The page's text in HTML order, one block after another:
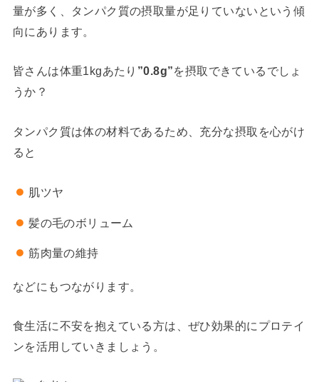
量が多く、タンパク質の摂取量が足りていないという傾
向にあります。
皆さんは体重1kgあたり ”0.8g”を摂取できているでしょ
うか？
タンパク質は体の材料であるため、充分な摂取を心がけ
ると
肌ツヤ
髪の毛のボリューム
筋肉量の維持
などにもつながります。
食生活に不安を抱えている方は、ぜひ効果的にプロテイ
ンを活用していきましょう。